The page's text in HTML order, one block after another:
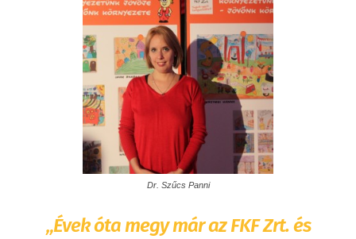
Dr. Szűcs Panni
„Évek óta megy már az FKF Zrt. és